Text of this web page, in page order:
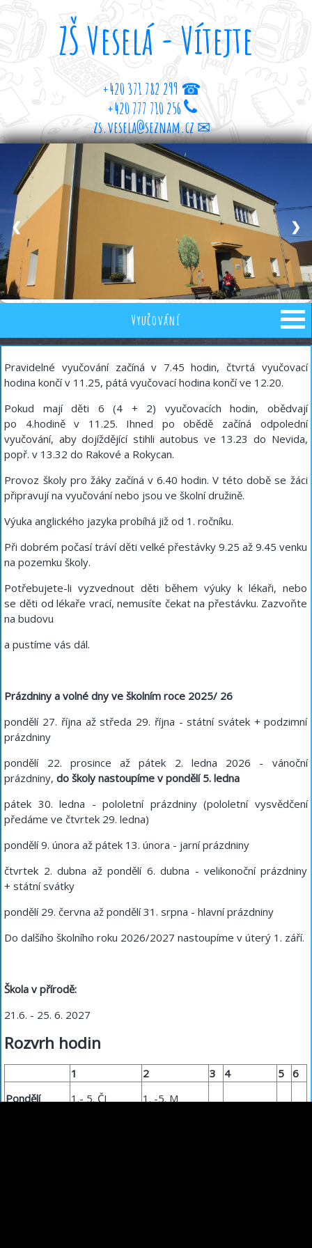
ZŠ Veselá - Vítejte
+420 371 782 299 ☎
+420 777 710 256
zs.vesela@seznam.cz ✉
❮ ❯
Vyučování
Pravidelné vyučování začíná v 7.45 hodin, čtvrtá vyučovací
hodina končí v 11.25, pátá vyučovací hodina končí ve 12.20.
Pokud mají děti 6 (4 + 2) vyučovacích hodin, obědvají
po 4.hodině v 11.25. Ihned po obědě začíná odpolední
vyučování, aby dojíždějící stihli autobus ve 13.23 do Nevida,
popř. v 13.32 do Rakové a Rokycan.
Provoz školy pro žáky začíná v 6.40 hodin. V této době se žáci
připravují na vyučování nebo jsou ve školní družině.
Výuka anglického jazyka probíhá již od 1. ročníku.
Při dobrém počasí tráví děti velké přestávky 9.25 až 9.45 venku
na pozemku školy.
Potřebujete-li vyzvednout děti během výuky k lékaři, nebo
se děti od lékaře vrací, nemusíte čekat na přestávku. Zazvoňte
na budovu
a pustíme vás dál.
Prázdniny a volné dny ve školním roce 2025/ 26
pondělí 27. října až středa 29. října - státní svátek + podzimní
prázdniny
pondělí 22. prosince až pátek 2. ledna 2026 - vánoční
prázdniny,do školy nastoupíme v pondělí 5. ledna
pátek 30. ledna - pololetní prázdniny (pololetní vysvědčení
předáme ve čtvrtek 29. ledna)
pondělí 9. února až pátek 13. února - jarní prázdniny
čtvrtek 2. dubna až pondělí 6. dubna - velikonoční prázdniny
+ státní svátky
pondělí 29. června až pondělí 31. srpna - hlavní prázdniny
Do dalšího školního roku 2026/2027 nastoupíme v úterý 1. září.
Škola v přírodě:
21.6. - 25. 6. 2027
Rozvrh hodin
1 2 3 4 5
6
Pondělí
1.- 5. ČJ 1. -5. M